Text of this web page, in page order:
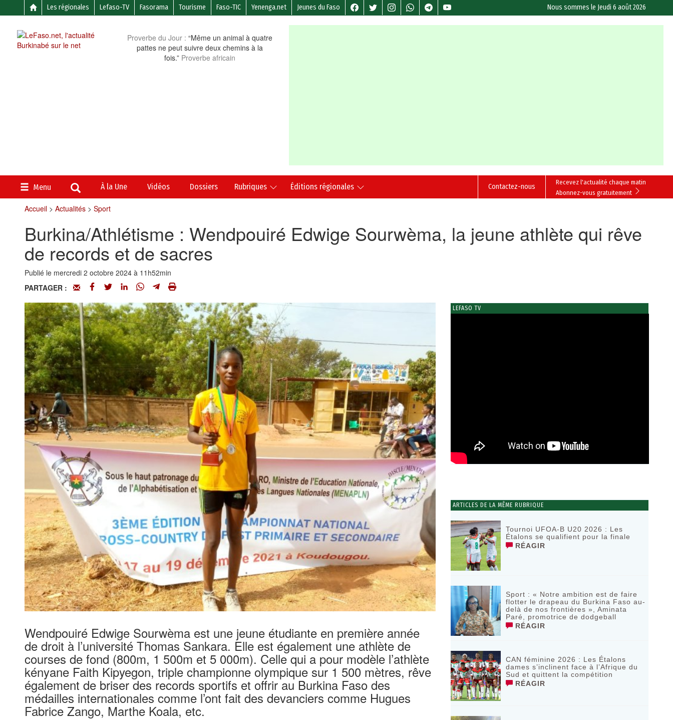
Les régionales Lefaso-TV Fasorama Tourisme Faso-TIC Yenenga.net Jeunes du Faso Nous sommes le Jeudi 6 août 2026
Proverbe du Jour : “Même un animal à quatre
pattes ne peut suivre deux chemins à la
fois.” Proverbe africain
Menu À la Une Vidéos Dossiers Rubriques Éditions régionales
Recevez l'actualité chaque matin
Abonnez-vous gratuitement
Contactez-nous
Accueil> Actualités> Sport
Burkina/Athlétisme : Wendpouiré Edwige Sourwèma, la jeune athlète qui rêve
de records et de sacres
Publié le mercredi 2 octobre 2024 à 11h52min
PARTAGER :
Wendpouiré Edwige Sourwèma est une jeune étudiante en première année
de droit à l’université Thomas Sankara. Elle est également une athlète de
courses de fond (800m, 1 500m et 5 000m). Celle qui a pour modèle l’athlète
kényane Faith Kipyegon, triple championne olympique sur 1 500 mètres, rêve
également de briser des records sportifs et offrir au Burkina Faso des
médailles internationales comme l’ont fait des devanciers comme Hugues
Fabrice Zango, Marthe Koala, etc.
LEFASO TV
ARTICLES DE LA MÊME RUBRIQUE
Tournoi UFOA-B U20 2026 : Les
Étalons se qualifient pour la finale
RÉAGIR
Sport : « Notre ambition est de faire
flotter le drapeau du Burkina Faso au-
delà de nos frontières », Aminata
Paré, promotrice de dodgeball
RÉAGIR
CAN féminine 2026 : Les Étalons
dames s’inclinent face à l’Afrique du
Sud et quittent la compétition
RÉAGIR